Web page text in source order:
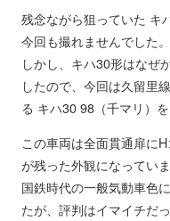
残念ながら狙っていた キ
今回も撮れませんでした。
しかし、キハ30形はなぜ
したので、今回は久留里
る キハ30 98（千マリ）を
この車両は全面貫通扉に
が残った外観になっていま
国鉄時代の一般気動車色
たが、評判はイマイチだ